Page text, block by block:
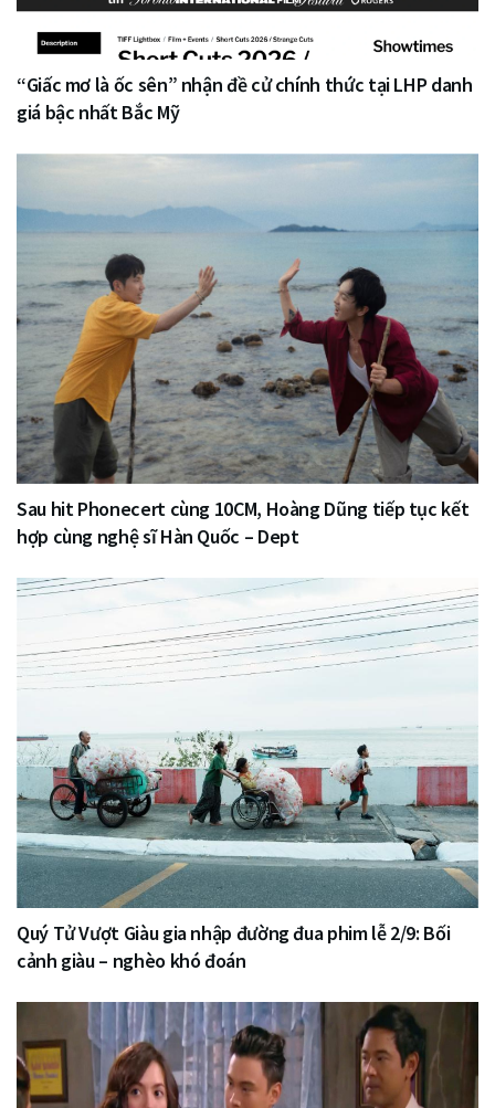
“Giấc mơ là ốc sên” nhận đề cử chính thức tại LHP danh
giá bậc nhất Bắc Mỹ
Sau hit Phonecert cùng 10CM, Hoàng Dũng tiếp tục kết
hợp cùng nghệ sĩ Hàn Quốc – Dept
Quý Tử Vượt Giàu gia nhập đường đua phim lễ 2/9: Bối
cảnh giàu – nghèo khó đoán